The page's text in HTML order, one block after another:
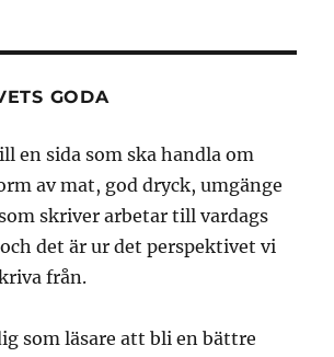
GODA
en sida som ska handla om
av mat, god dryck, umgänge
skriver arbetar till vardags
det är ur det perspektivet vi
från.
som läsare att bli en bättre